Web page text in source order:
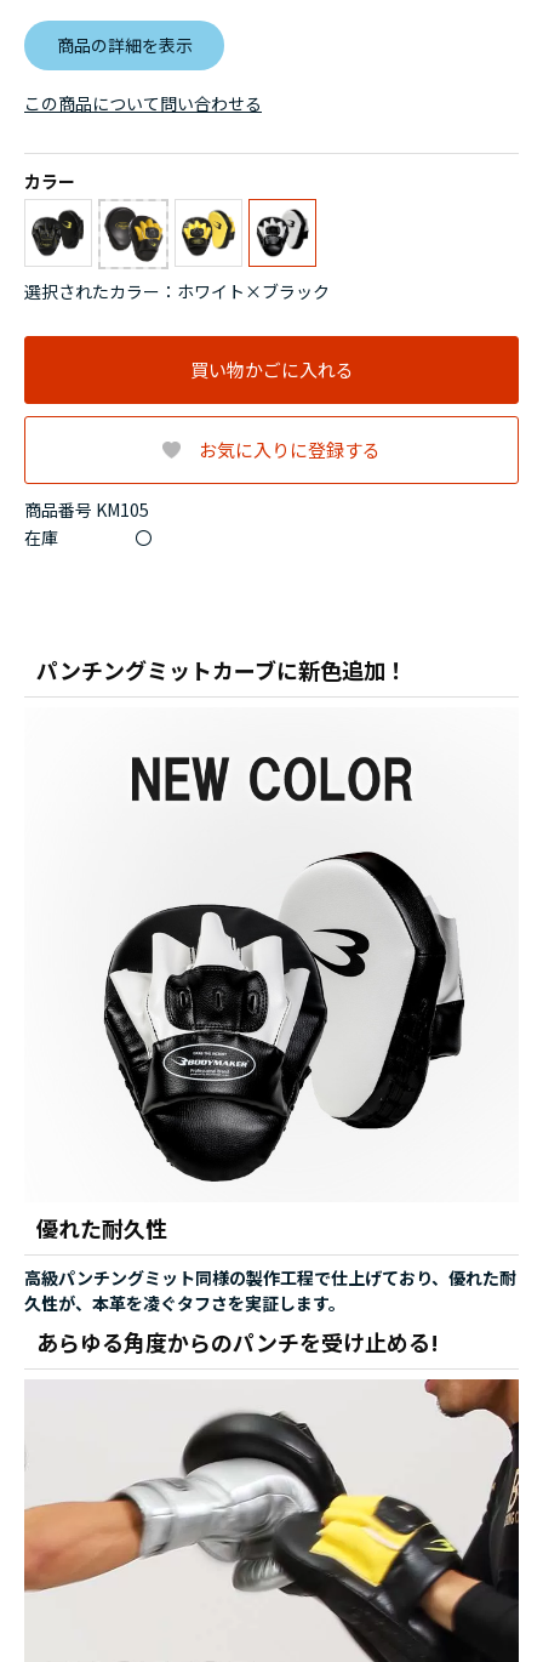
商品番号 KM105
在庫 〇
商品の詳細を表示
カラー
選択されたカラー：ホワイト×ブラック
買い物かごに入れる
お気に入りに登録する
この商品について問い合わせる
パンチングミットカーブに新色追加！
優れた耐久性
高級パンチングミット同様の製作工程で仕上げており、優れた耐
久性が、本革を凌ぐタフさを実証します。
あらゆる角度からのパンチを受け止める!